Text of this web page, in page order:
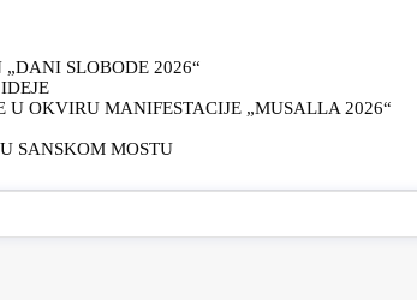
SLOBODE 2026“
OKVIRU MANIFESTACIJE „MUSALLA 2026“
SANSKOM MOSTU